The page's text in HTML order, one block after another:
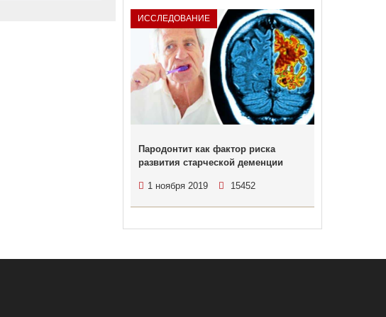
ИССЛЕДОВАНИЕ
Пародонтит как фактор риска
развития старческой деменции
1 ноября 2019 15452